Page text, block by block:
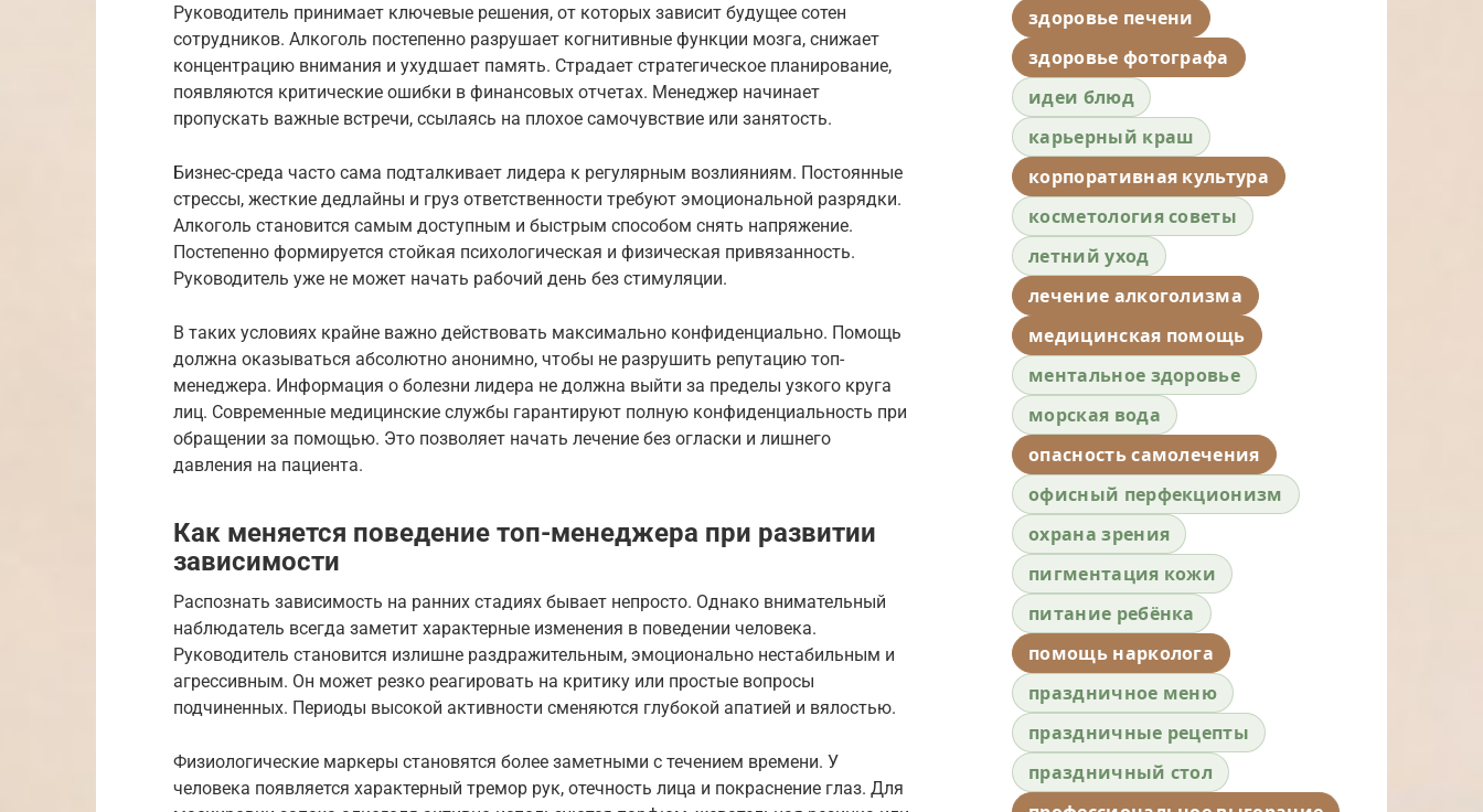
Руководитель принимает ключевые решения, от которых зависит будущее сотен
сотрудников. Алкоголь постепенно разрушает когнитивные функции мозга, снижает
концентрацию внимания и ухудшает память. Страдает стратегическое планирование,
появляются критические ошибки в финансовых отчетах. Менеджер начинает
пропускать важные встречи, ссылаясь на плохое самочувствие или занятость.
Бизнес-среда часто сама подталкивает лидера к регулярным возлияниям. Постоянные
стрессы, жесткие дедлайны и груз ответственности требуют эмоциональной разрядки.
Алкоголь становится самым доступным и быстрым способом снять напряжение.
Постепенно формируется стойкая психологическая и физическая привязанность.
Руководитель уже не может начать рабочий день без стимуляции.
В таких условиях крайне важно действовать максимально конфиденциально. Помощь
должна оказываться абсолютно анонимно, чтобы не разрушить репутацию топ-
менеджера. Информация о болезни лидера не должна выйти за пределы узкого круга
лиц. Современные медицинские службы гарантируют полную конфиденциальность при
обращении за помощью. Это позволяет начать лечение без огласки и лишнего
давления на пациента.
Как меняется поведение топ-менеджера при развитии
зависимости
Распознать зависимость на ранних стадиях бывает непросто. Однако внимательный
наблюдатель всегда заметит характерные изменения в поведении человека.
Руководитель становится излишне раздражительным, эмоционально нестабильным и
агрессивным. Он может резко реагировать на критику или простые вопросы
подчиненных. Периоды высокой активности сменяются глубокой апатией и вялостью.
Физиологические маркеры становятся более заметными с течением времени. У
человека появляется характерный тремор рук, отечность лица и покраснение глаз. Для
здоровье печени
здоровье фотографа
идеи блюд
карьерный краш
корпоративная культура
косметология советы
летний уход
лечение алкоголизма
медицинская помощь
ментальное здоровье
морская вода
опасность самолечения
офисный перфекционизм
охрана зрения
пигментация кожи
питание ребёнка
помощь нарколога
праздничное меню
праздничные рецепты
праздничный стол